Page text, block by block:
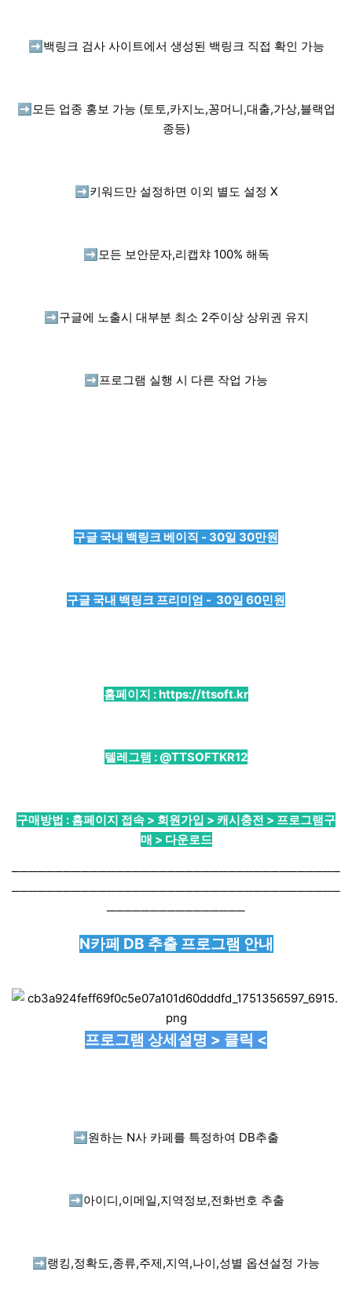
➡️ 백링크 검사 사이트에서 생성된 백링크 직접 확인 가능
➡️ 모든 업종 홍보 가능 (토토,카지노,꽁머니,대출,가상,블랙업
종등)
➡️ 키워드만 설정하면 이외 별도 설정 X
➡️ 모든 보안문자,리캡챠 100% 해독
➡️ 구글에 노출시 대부분 최소 2주이상 상위권 유지
➡️ 프로그램 실행 시 다른 작업 가능
구글 국내 백링크 베이직 - 30일 30만원
구글 국내 백링크 프리미엄 - 30일 60민원
홈페이지 :https://ttsoft.kr
텔레그램 : @TTSOFTKR12
구매방법 : 홈페이지 접속 > 회원가입 > 캐시충전 > 프로그램구
매 > 다운로드
──────────────────────────────────────
──────────────────────────────────────
────────────────
N카페 DB 추출 프로그램 안내
프로그램 상세설명 > 클릭 <
➡️ 원하는 N사 카페를 특정하여 DB추출
➡️ 아이디,이메일,지역정보,전화번호 추출
➡️ 랭킹,정확도,종류,주제,지역,나이,성별 옵션설정 가능